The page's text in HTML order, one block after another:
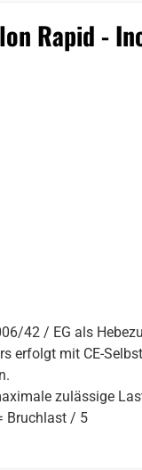
Rapid -
42 / EG als
erfolgt mit CE-
zulässige
Bruchlast / 5